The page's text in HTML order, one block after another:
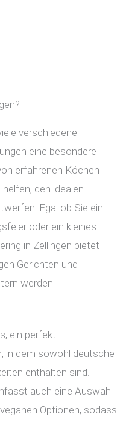
verschiedene
eine besondere
erfahrenen Köchen
den idealen
Egal ob Sie ein
oder ein kleines
in Zellingen bietet
Gerichten und
werden.
ein perfekt
in dem sowohl deutsche
enthalten sind.
auch eine Auswahl
Optionen, sodass